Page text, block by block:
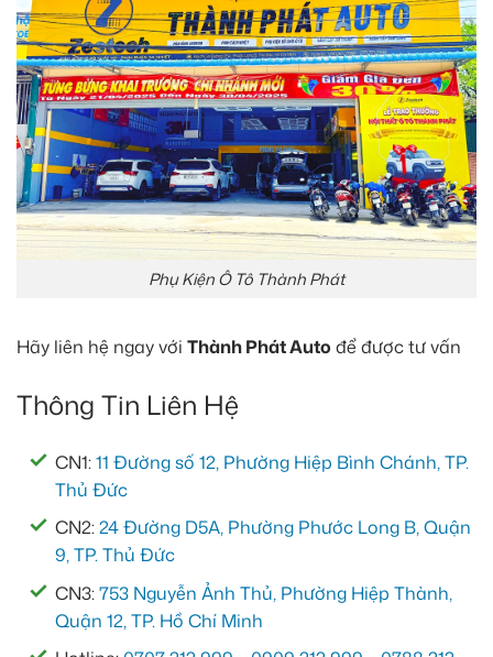
Phụ Kiện Ô Tô Thành Phát
Hãy liên hệ ngay với Thành Phát Auto để được tư vấn
Thông Tin Liên Hệ
CN1:11 Đường số 12, Phường Hiệp Bình Chánh, TP.
Thủ Đức
CN2:24 Đường D5A, Phường Phước Long B, Quận
9, TP. Thủ Đức
CN3:753 Nguyễn Ảnh Thủ, Phường Hiệp Thành,
Quận 12, TP. Hồ Chí Minh